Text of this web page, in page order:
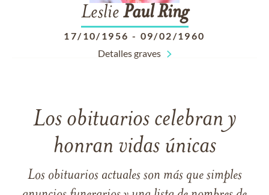
Leslie Paul Ring
17/10/1956 - 09/02/1960
Detalles graves
Los obituarios celebran y
honran vidas únicas
Los obituarios actuales son más que simples